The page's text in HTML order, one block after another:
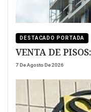
DESTACADO PORTADA
VENTA DE
7 De Agosto De 2026